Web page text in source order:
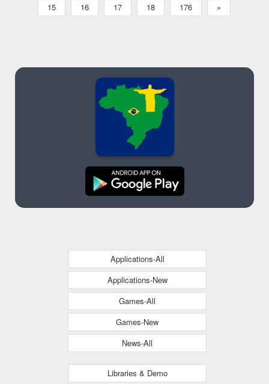
15
16 17 18 176 »
Applications-All
Applications-New
Games-All
Games-New
News-All
Libraries & Demo